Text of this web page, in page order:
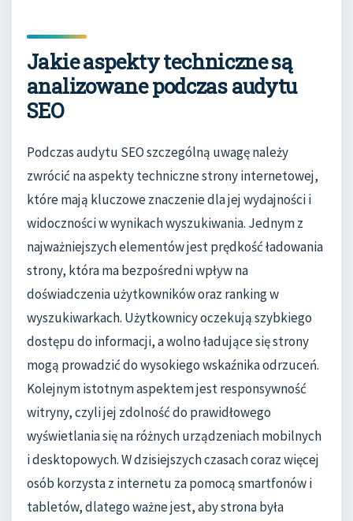
Jakie aspekty techniczne są
analizowane podczas audytu
SEO
Podczas audytu SEO szczególną uwagę należy
zwrócić na aspekty techniczne strony internetowej,
które mają kluczowe znaczenie dla jej wydajności i
widoczności w wynikach wyszukiwania. Jednym z
najważniejszych elementów jest prędkość ładowania
strony, która ma bezpośredni wpływ na
doświadczenia użytkowników oraz ranking w
wyszukiwarkach. Użytkownicy oczekują szybkiego
dostępu do informacji, a wolno ładujące się strony
mogą prowadzić do wysokiego wskaźnika odrzuceń.
Kolejnym istotnym aspektem jest responsywność
witryny, czyli jej zdolność do prawidłowego
wyświetlania się na różnych urządzeniach mobilnych
i desktopowych. W dzisiejszych czasach coraz więcej
osób korzysta z internetu za pomocą smartfonów i
tabletów, dlatego ważne jest, aby strona była